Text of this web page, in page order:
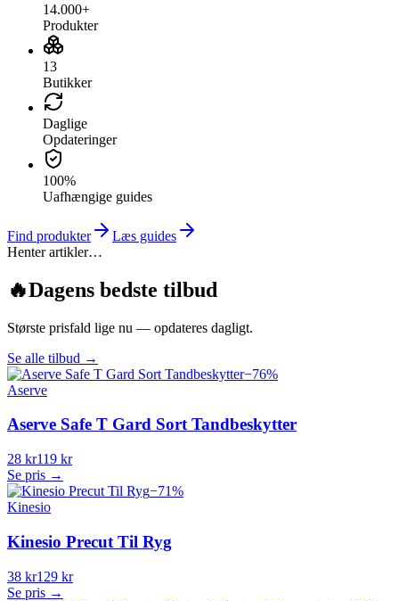
14.000+
Produkter
13
Butikker
Daglige
Opdateringer
100%
Uafhængige guides
Find produkter
Læs guides
Henter artikler…
🔥Dagens bedste tilbud
Største prisfald lige nu — opdateres dagligt.
Se alle tilbud →
−76%
Aserve
Aserve Safe T Gard Sort Tandbeskytter
28 kr119 kr
Se pris →
−71%
Kinesio
Kinesio Precut Til Ryg
38 kr129 kr
Se pris →